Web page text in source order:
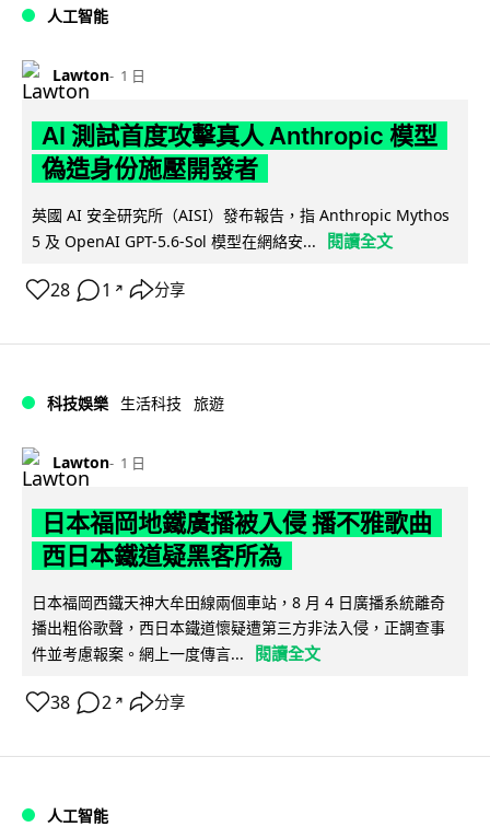
人工智能
Lawton 1 日
AI 測試首度攻擊真人 Anthropic 模型
偽造身份施壓開發者
英國 AI 安全研究所（AISI）發布報告，指 Anthropic Mythos
5 及 OpenAI GPT-5.6-Sol 模型在網絡安...
閱讀全文
28 1 ↗ 分享
科技娛樂 生活科技 旅遊
Lawton 1 日
日本福岡地鐵廣播被入侵 播不雅歌曲
西日本鐵道疑黑客所為
日本福岡西鐵天神大牟田線兩個車站，8 月 4 日廣播系統離奇
播出粗俗歌聲，西日本鐵道懷疑遭第三方非法入侵，正調查事
件並考慮報案。網上一度傳言...
閱讀全文
38 2 ↗ 分享
人工智能